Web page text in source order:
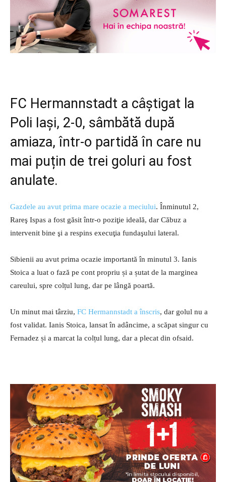
FC Hermannstadt a câștigat la
Poli Iași, 2-0, sâmbătă după
amiaza, într-o partidă în care nu
mai puțin de trei goluri au fost
anulate.
Gazdele au avut prima mare ocazie a meciului. Înminutul 2,
Rareş Ispas a fost găsit într-o poziţie ideală, dar Căbuz a
intervenit bine şi a respins execuţia fundaşului lateral.
Sibienii au avut prima ocazie importantă în minutul 3. Ianis
Stoica a luat o fază pe cont propriu și a șutat de la marginea
careului, spre colțul lung, dar pe lângă poartă.
Un minut mai târziu, FC Hermannstadt a înscris, dar golul nu a
fost validat. Ianis Stoica, lansat în adâncime, a scăpat singur cu
Fernadez și a marcat la colțul lung, dar a plecat din ofsaid.